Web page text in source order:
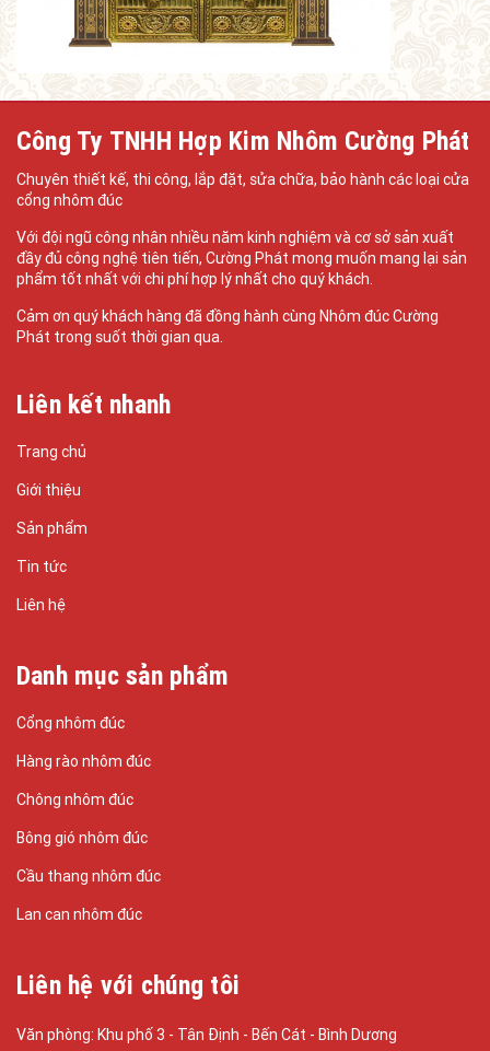
Công Ty TNHH Hợp Kim Nhôm Cường Phát
Chuyên thiết kế, thi công, lắp đặt, sửa chữa, bảo hành các loại cửa
cổng nhôm đúc
Với đội ngũ công nhân nhiều năm kinh nghiệm và cơ sở sản xuất
đầy đủ công nghệ tiên tiến, Cường Phát mong muốn mang lại sản
phẩm tốt nhất với chi phí hợp lý nhất cho quý khách.
Cảm ơn quý khách hàng đã đồng hành cùng Nhôm đúc Cường
Phát trong suốt thời gian qua.
Liên kết nhanh
Trang chủ
Giới thiệu
Sản phẩm
Tin tức
Liên hệ
Danh mục sản phẩm
Cổng nhôm đúc
Hàng rào nhôm đúc
Chông nhôm đúc
Bông gió nhôm đúc
Cầu thang nhôm đúc
Lan can nhôm đúc
Liên hệ với chúng tôi
Văn phòng: Khu phố 3 - Tân Định - Bến Cát - Bình Dương